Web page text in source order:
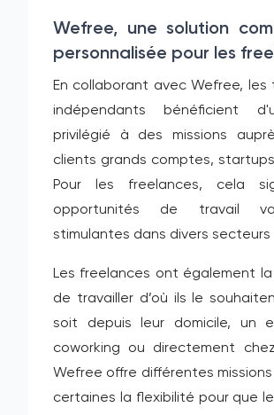
Wefree, une solution
personnalisée pour les
En collaborant avec Wefree, les
indépendants bénéficient
privilégié à des missions
clients grands comptes,
Pour les freelances, cela
opportunités de travail
stimulantes dans divers
Les freelances ont également
de travailler d’où ils le
soit depuis leur domicile, un
coworking ou directement
Wefree offre différentes
certaines la flexibilité pour que